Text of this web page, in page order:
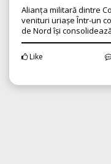
Alianța militară dintre
venituri uriașe Într-un
de Nord își
Like